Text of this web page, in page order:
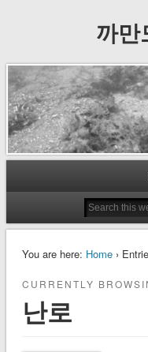
까
You are here: Home›
CURRENTLY
난로